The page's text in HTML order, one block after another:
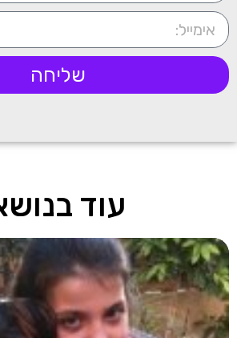
שליחה
עוד בנושא